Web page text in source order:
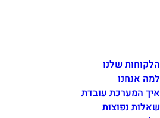
הלקוחות שלנו
למה אנחנו
איך המערכת עובדת
שאלות נפוצות